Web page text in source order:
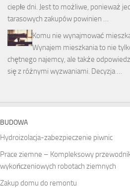
ciepłe dni. Jest to możliwe, ponieważ
tarasowych zakupów powinien …
Komu nie wynajmować
Wynajem mieszkania to nie
chętnego najemcy, ale także
się z różnymi wyzwaniami. Decyzja …
BUDOWA
Hydroizolacja-zabezpieczenie piwnic
Prace ziemne – Kompleksowy
wykończeniowych robotach ziemnych
Zakup domu do remontu